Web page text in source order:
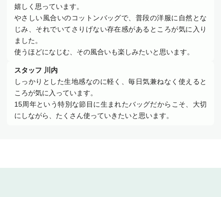
嬉しく思っています。
やさしい風合いのコットンバッグで、普段の洋服に自然とな
じみ、それでいてさりげない存在感があるところが気に入り
ました。
使うほどになじむ、その風合いも楽しみたいと思います。
スタッフ 川内
しっかりとした生地感なのに軽く、毎日気兼ねなく使えると
ころが気に入っています。
15周年という特別な節目に生まれたバッグだからこそ、大切
にしながら、たくさん使っていきたいと思います。